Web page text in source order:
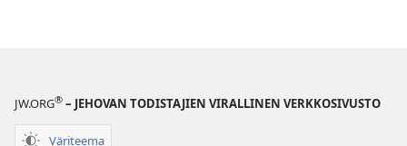
JW.ORG® – JEHOVAN TODISTAJIEN VIRALLINEN VERKKOSIVUSTO
Väriteema